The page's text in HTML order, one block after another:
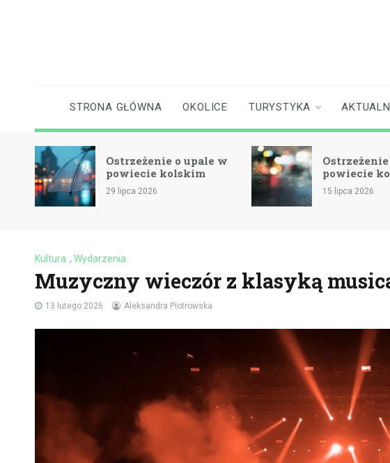
STRONA GŁÓWNA OKOLICE TURYSTYKA
Ostrzeżenie o upale w
powiecie kolskim
29 lipca 2026
powiecie
15 lipca 2026
Kultura , Wydarzenia
Muzyczny wieczór z klasyką
13 lutego 2026 Aleksandra Piotrowska